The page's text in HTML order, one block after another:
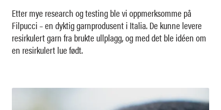
Etter mye research og testing ble vi oppmerksomme på
Filpucci – en dyktig garnprodusent i Italia. De kunne levere
resirkulert garn fra brukte ullplagg, og med det ble idéen om
en resirkulert lue født.